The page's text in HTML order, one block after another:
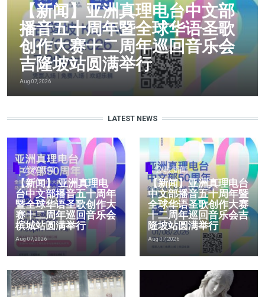
【新闻】亚洲真理电台中文部
播音五十周年暨全球华语圣歌
创作大赛十二周年巡回音乐会
吉隆坡站圆满举行
Aug 07, 2026
LATEST NEWS
公教新闻
【新闻】|亚洲真理电
台中文部播音五十周年
暨全球华语圣歌创作大
赛十二周年巡回音乐会
槟城站圆满举行
Aug 07, 2026
公教新闻
【新闻】亚洲真理电台
中文部播音五十周年暨
全球华语圣歌创作大赛
十二周年巡回音乐会吉
隆坡站圆满举行
Aug 07, 2026